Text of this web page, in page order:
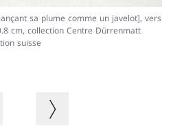
sa plume comme un javelot], vers
cm, collection Centre Dürrenmatt
suisse
précédenteImage suivante